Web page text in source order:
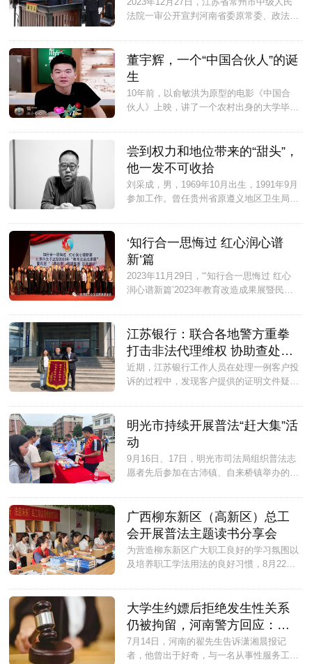
法院一审公开宣判河南省委原常委、政法委
受贿罪判处无期徒刑，剥夺政治权利终身，
并处没收个人全部财产；对甘荣坤受贿犯罪
所得及孳息依法予以追缴，上缴国库。...
董宇辉，一个“中国合伙人”的诞
生
10年前，以俞敏洪为原型的电影《中国合
伙人》上映，讲了一个农村出身的大学毕业
业成功的，成了那年的“现象级”影片。...
尝到权力和地位带来的“甜头”，
他一发不可收拾
刘采成，男，1969年10月出生，1991年9月
参加工作。曾任贵州省原遵义地区卫生局工
‘知行合一思悔过 红心润心谱
新’篇
2023年11月29日，“‘知行合一思悔过 红心
润心谱新篇’2023年教育改造成果展暨民盟
市女子监狱隆重举行。...
江苏银行：联合各地警方重拳
打击非法代理维权 协助查处多
起案件
近期，江苏银行工作人员在处理一例客户投
诉的过程中，发现客户提供的证明文件疑似
辖派出所报案。...
明光市持续开展普法“赶大集”活
动
9月16日、17日，明光市司法局组织普法志
愿者先后参加在古沛镇、自来桥镇举办的文
法志愿服务。...
广西柳东新区（高新区）总工
会开展普法主题读书分享会
为营造柳东新区广大职工良好的学习氛围以
及培养职工学法用法的良好习惯，8月22日
港物流有限公司柳州分公司职工书屋举办了
主题为“‘亮’‘法’引路 扬帆‘企’‘航’”读书分享
会。货车司机、快递小哥等50余名新业态
劳动者以及部分农民工朋友参与活动。...
大学生约嫖后拒绝发生性关系
仍被拘留，河南警方回应：依
法依规
7月14日，河南的翟先生告诉潇湘晨报记
者，他曾出于好奇，与一名从事性服务工作